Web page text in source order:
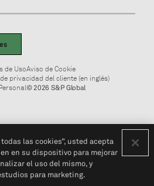
de UsoAviso de Cookie
privacidad del cliente (en inglés)
© 2026 S&P Global
las cookies”, usted acepta
en su dispositivo para mejorar
el uso del mismo, y
para marketing.